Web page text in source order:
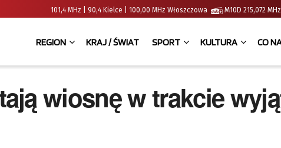
101,4 MHz | 90,4 Kielce | 100,00 MHz Włoszczowa M10D
REGION KRAJ / ŚWIAT SPORT KULTURA CO
wiosnę w trakcie